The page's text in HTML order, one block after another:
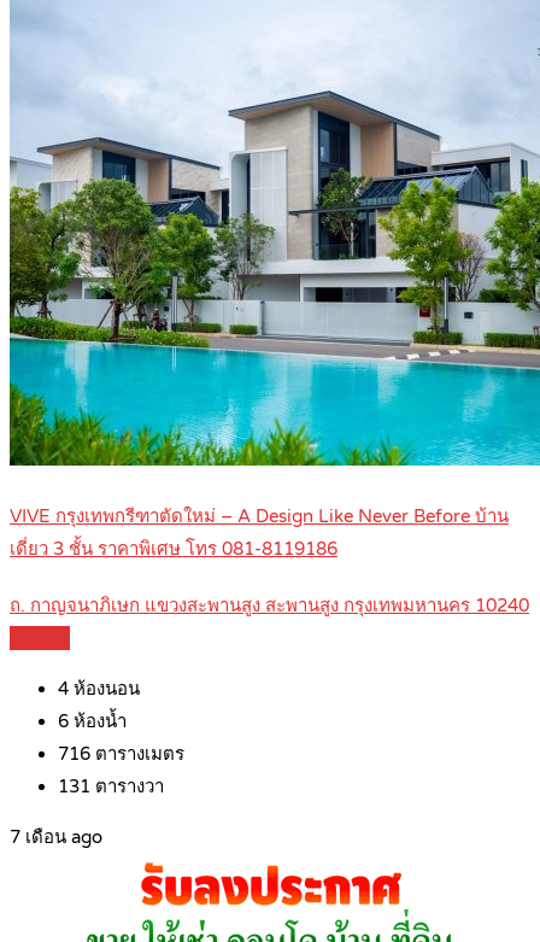
VIVE กรุงเทพกรีฑาตัดใหม่ – A Design Like Never Before บ้าน
เดี่ยว 3 ชั้น ราคาพิเศษ โทร 081-8119186
ถ. กาญจนาภิเษก แขวงสะพานสูง สะพานสูง กรุงเทพมหานคร 10240
4 ห้องนอน
6 ห้องน้ำ
716 ตารางเมตร
131 ตารางวา
7 เดือน ago